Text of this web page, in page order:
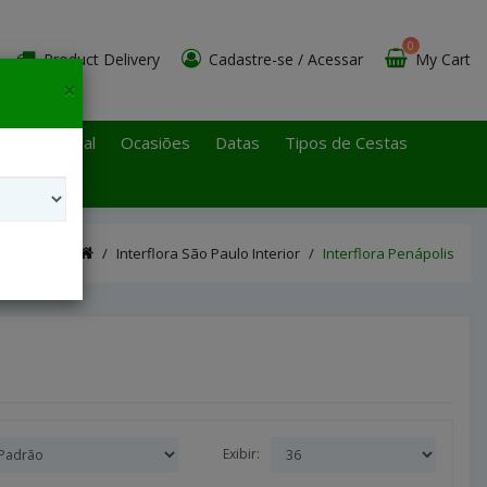
Product Delivery Cadastre-se / Acessar My Cart
0
Paulo Litoral Ocasiões Datas
Tipos de Cestas
Interflora São Paulo Interior Interflora Penápolis
Exibir:
×